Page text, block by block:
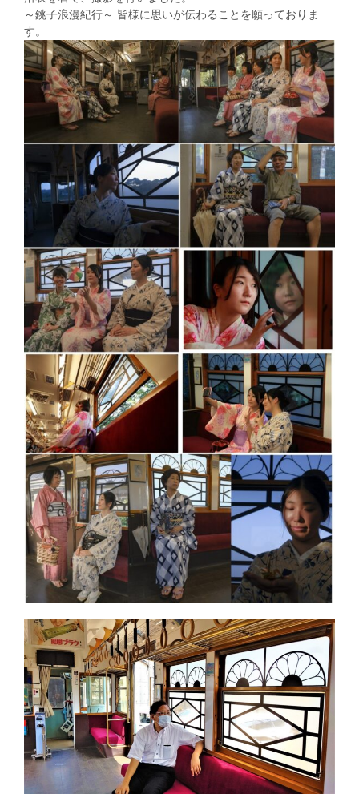
～銚子浪漫紀行～ 皆様に思いが伝わることを願っておりま
す。